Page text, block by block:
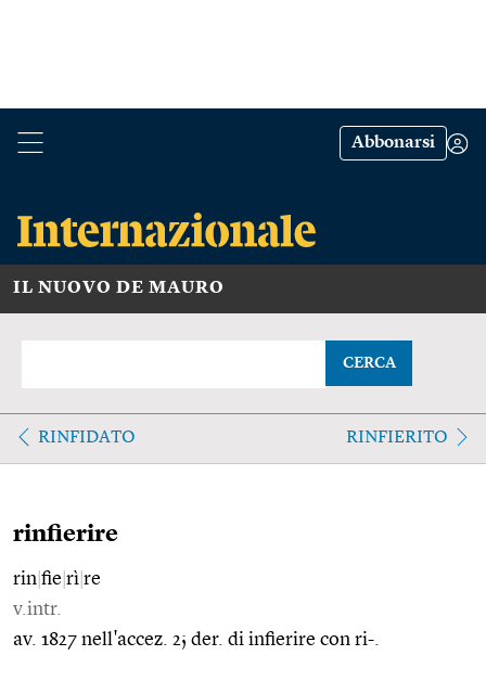
Abbonarsi
IL NUOVO DE MAURO
CERCA
RINFIDATO RINFIERITO
rinfierire
rin fie rì re
v.intr.
av. 1827 nell'accez. 2; der. di infierire con ri-.